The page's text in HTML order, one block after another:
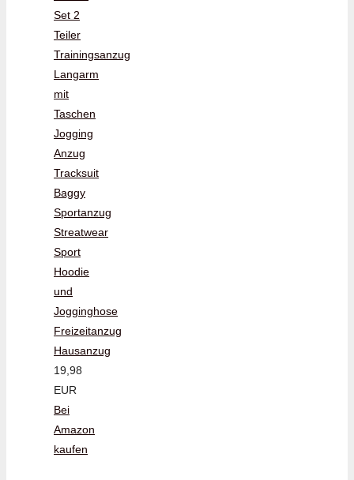
Set 2
Teiler
Trainingsanzug
Langarm
mit
Taschen
Jogging
Anzug
Tracksuit
Baggy
Sportanzug
Streatwear
Sport
Hoodie
und
Jogginghose
Freizeitanzug
Hausanzug
19,98
EUR
Bei
Amazon
kaufen